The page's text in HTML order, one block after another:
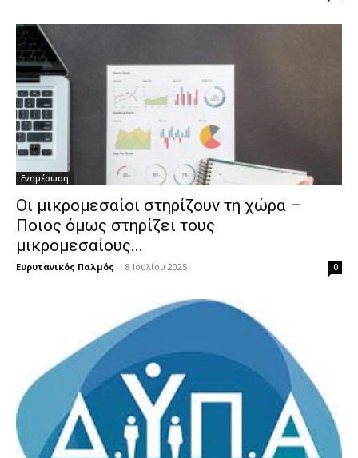
Ενημέρωση
Οι μικρομεσαίοι στηρίζουν τη χώρα –
Ποιος όμως στηρίζει τους
μικρομεσαίους...
Ευρυτανικός Παλμός - 8 Ιουλίου 2025 0